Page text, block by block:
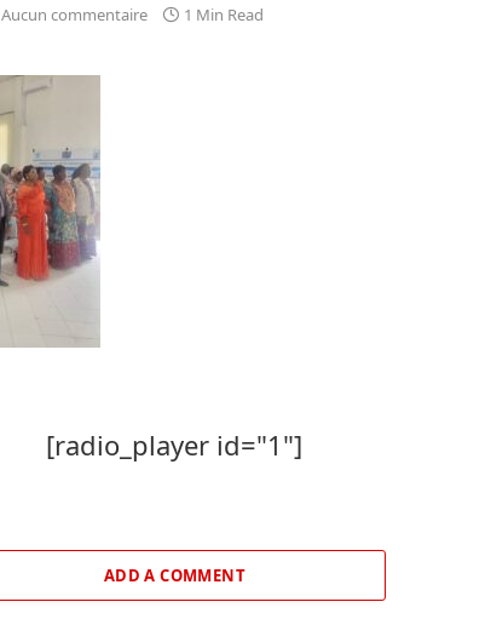
Aucun commentaire 1 Min Read
[radio_player id="1"]
ADD A COMMENT